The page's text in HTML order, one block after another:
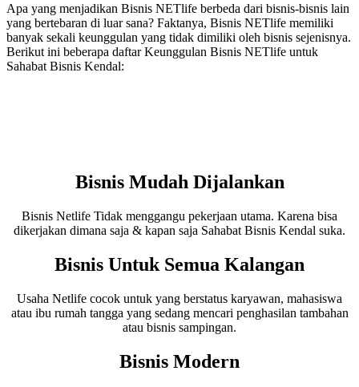
Apa yang menjadikan Bisnis NETlife berbeda dari bisnis-bisnis lain
yang bertebaran di luar sana? Faktanya, Bisnis NETlife memiliki
banyak sekali keunggulan yang tidak dimiliki oleh bisnis sejenisnya.
Berikut ini beberapa daftar Keunggulan Bisnis NETlife untuk
Sahabat Bisnis Kendal:
Bisnis Mudah Dijalankan
Bisnis Netlife Tidak menggangu pekerjaan utama. Karena bisa
dikerjakan dimana saja & kapan saja Sahabat Bisnis Kendal suka.
Bisnis Untuk Semua Kalangan
Usaha Netlife cocok untuk yang berstatus karyawan, mahasiswa
atau ibu rumah tangga yang sedang mencari penghasilan tambahan
atau bisnis sampingan.
Bisnis Modern